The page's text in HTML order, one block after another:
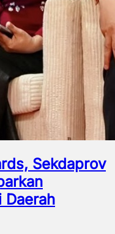
Sekdaprov
Daerah